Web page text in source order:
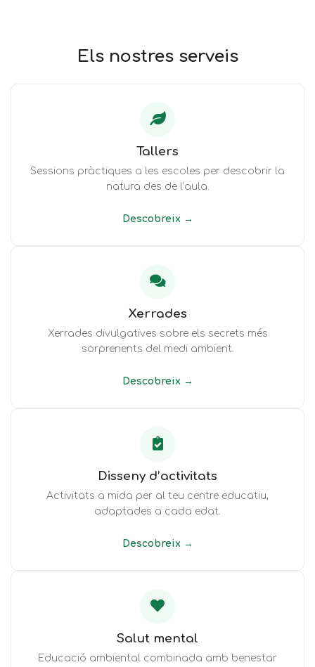
Els nostres serveis
Tallers
Sessions pràctiques a les escoles per descobrir la
natura des de l’aula.
Descobreix →
Xerrades
Xerrades divulgatives sobre els secrets més
sorprenents del medi ambient.
Descobreix →
Disseny d’activitats
Activitats a mida per al teu centre educatiu,
adaptades a cada edat.
Descobreix →
Salut mental
Educació ambiental combinada amb benestar